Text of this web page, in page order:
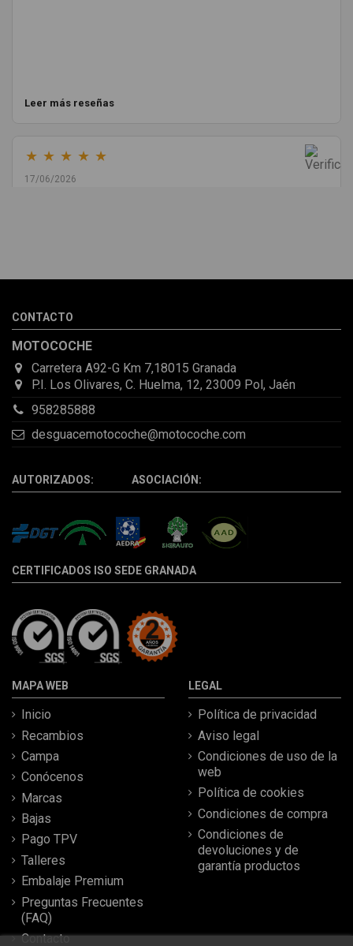
Leer más reseñas
★ ★ ★ ★ ★
17/06/2026
la pieza llegó correcta y bien embalada, además de llegarme 2
CONTACTO
MOTOCOCHE
Carretera A92-G Km 7,18015 Granada
P.I. Los Olivares, C. Huelma, 12, 23009 Pol, Jaén
958285888
desguacemotocoche@motocoche.com
AUTORIZADOS: ASOCIACIÓN:
CERTIFICADOS ISO SEDE GRANADA
MAPA WEB
Inicio
Recambios
Campa
Conócenos
Marcas
Bajas
Pago TPV
Talleres
Embalaje Premium
Preguntas Frecuentes
(FAQ)
Contacto
LEGAL
Política de privacidad
Aviso legal
Condiciones de uso de la
web
Política de cookies
Condiciones de compra
Condiciones de
devoluciones y de
garantía productos